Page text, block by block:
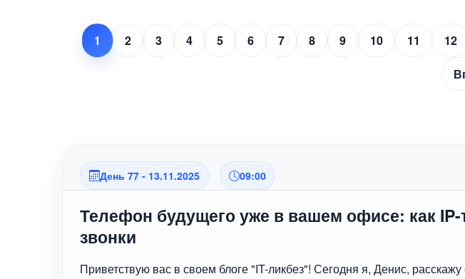
1 2 3 4 5 6 7 8 9 10 11 12
День 77 - 13.11.2025 09:00
Телефон будущего уже в вашем офисе: как
звонки
Приветствую вас в своем блоге "IT-ликбез"! Сегодня я, Денис,